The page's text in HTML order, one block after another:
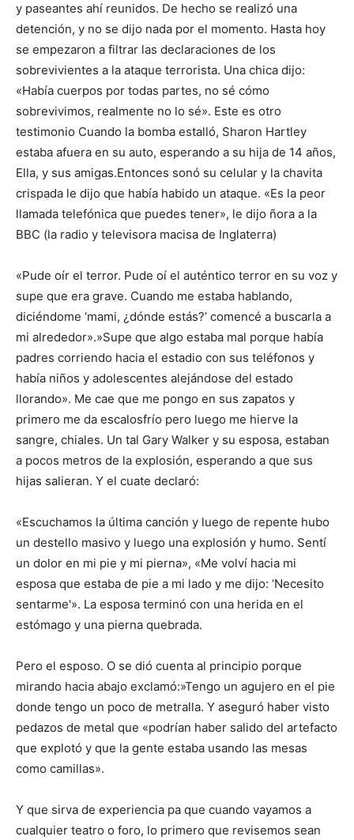
y paseantes ahí reunidos. De hecho se realizó una
detención, y no se dijo nada por el momento. Hasta hoy
se empezaron a filtrar las declaraciones de los
sobrevivientes a la ataque terrorista. Una chica dijo:
«Había cuerpos por todas partes, no sé cómo
sobrevivimos, realmente no lo sé». Este es otro
testimonio Cuando la bomba estalló, Sharon Hartley
estaba afuera en su auto, esperando a su hija de 14 años,
Ella, y sus amigas.Entonces sonó su celular y la chavita
crispada le dijo que había habido un ataque. «Es la peor
llamada telefónica que puedes tener», le dijo ñora a la
BBC (la radio y televisora macisa de Inglaterra)
«Pude oír el terror. Pude oí el auténtico terror en su voz y
supe que era grave. Cuando me estaba hablando,
diciéndome ‘mami, ¿dónde estás?’ comencé a buscarla a
mi alrededor».»Supe que algo estaba mal porque había
padres corriendo hacia el estadio con sus teléfonos y
había niños y adolescentes alejándose del estado
llorando». Me cae que me pongo en sus zapatos y
primero me da escalosfrío pero luego me hierve la
sangre, chiales. Un tal Gary Walker y su esposa, estaban
a pocos metros de la explosión, esperando a que sus
hijas salieran. Y el cuate declaró:
«Escuchamos la última canción y luego de repente hubo
un destello masivo y luego una explosión y humo. Sentí
un dolor en mi pie y mi pierna», «Me volví hacia mi
esposa que estaba de pie a mi lado y me dijo: ‘Necesito
sentarme'». La esposa terminó con una herida en el
estómago y una pierna quebrada.
Pero el esposo. O se dió cuenta al principio porque
mirando hacia abajo exclamó:»Tengo un agujero en el pie
donde tengo un poco de metralla. Y aseguró haber visto
pedazos de metal que «podrían haber salido del artefacto
que explotó y que la gente estaba usando las mesas
como camillas».
Y que sirva de experiencia pa que cuando vayamos a
cualquier teatro o foro, lo primero que revisemos sean